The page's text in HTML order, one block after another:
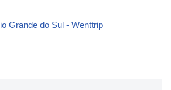
Grande do Sul - Wenttrip